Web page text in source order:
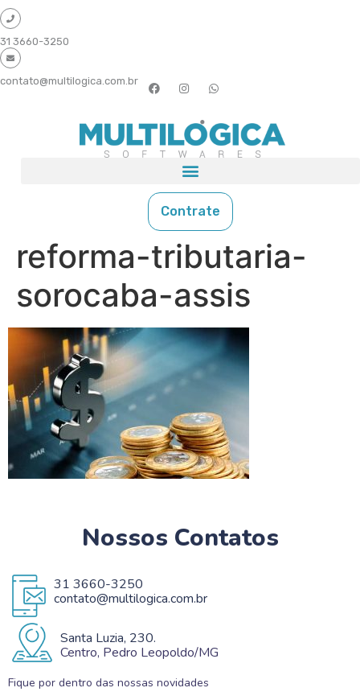
31 3660-3250
contato@multilogica.com.br
Contrate
reforma-tributaria-
sorocaba-assis
Nossos Contatos
31 3660-3250
contato@multilogica.com.br
Santa Luzia, 230.
Centro, Pedro Leopoldo/MG
Fique por dentro das nossas novidades